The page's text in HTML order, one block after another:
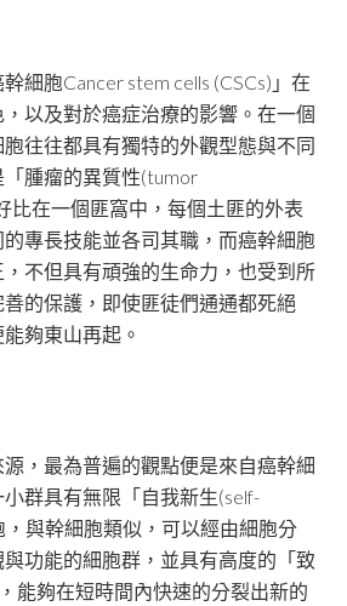
細胞Cancer stem cells (CSCs)」在
以及對於癌症治療的影響。在一個
往往都具有獨特的外觀型態與不同
腫瘤的異質性(tumor
比在一個匪窩中，每個土匪的外表
專長技能並各司其職，而癌幹細胞
不但具有頑強的生命力，也受到所
的保護，即使匪徒們通通都死絕
夠東山再起。
，最為普遍的觀點便是來自癌幹細
群具有無限「自我新生(self-
與幹細胞類似，可以經由細胞分
功能的細胞群，並具有高度的「致
能夠在短時間內快速的分裂出新的